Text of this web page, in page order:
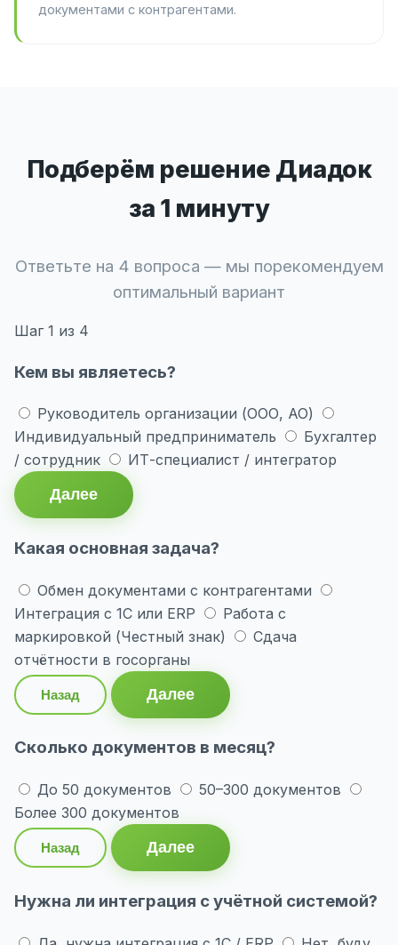
документами с контрагентами.
Подберём решение Диадок
за 1 минуту
Ответьте на 4 вопроса — мы порекомендуем
оптимальный вариант
Шаг 1 из 4
Кем вы являетесь?
Руководитель организации (ООО, АО)
Индивидуальный предприниматель
Бухгалтер
/ сотрудник
ИТ-специалист / интегратор
Далее
Какая основная задача?
Обмен документами с контрагентами
Интеграция с 1С или ERP
Работа с
маркировкой (Честный знак)
Сдача
отчётности в госорганы
Назад Далее
Сколько документов в месяц?
До 50 документов
50–300 документов
Более 300 документов
Назад Далее
Нужна ли интеграция с учётной системой?